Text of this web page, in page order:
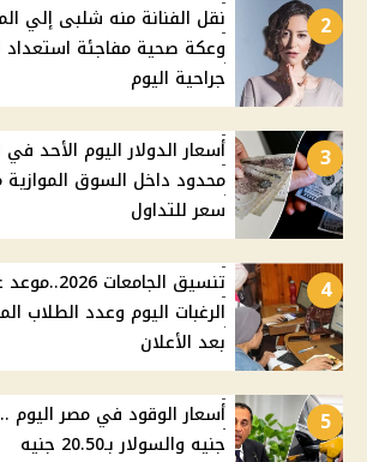
2
نقل الفنانة منه شلبى إلي
وعكة صحية مفاجئة استعداد
جراحية اليوم
3
أسعار الدولار اليوم الأحد
محدود داخل السوق
سعر للتداول
4
تنسيق
الرغبات اليوم وعدد الطلاب
بعد الأعلان
5
جنيه والسولار بـ20.50 جنيه